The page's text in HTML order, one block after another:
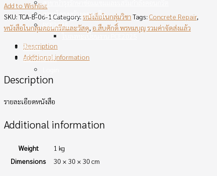
สาขาโครงสร้างคอนกรีต
PCE2025
ใบลงทะเบียนงาน PCE2025
ติดต่อ
สมัครสมาชิก
Add to Wishlist
SKU: TCA-B-06-1 Category: หนังสือในกลุ่มวิชา Tags: Concrete Repair,
หนังสือในกลุ่มคอนกรีตและวัสดุ อ.สืบศักดิ์ พรหมบุญ รวมค่าจัดส่งแล้ว
Description
Additional information
Description
รายละเอียดหนังสือ
Additional information
Weight
1 kg
Dimensions
30 × 30 × 30 cm